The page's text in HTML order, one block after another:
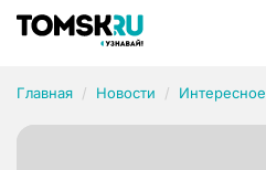
Главная Новости Интересное